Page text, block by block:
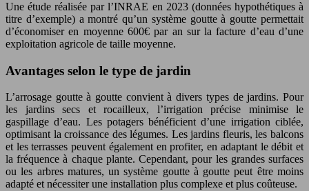
Une étude réalisée par l’INRAE en 2023 (données hypothétiques à
titre d’exemple) a montré qu’un système goutte à goutte permettait
d’économiser en moyenne 600€ par an sur la facture d’eau d’une
exploitation agricole de taille moyenne.
Avantages selon le type de jardin
L’arrosage goutte à goutte convient à divers types de jardins. Pour
les jardins secs et rocailleux, l’irrigation précise minimise le
gaspillage d’eau. Les potagers bénéficient d’une irrigation ciblée,
optimisant la croissance des légumes. Les jardins fleuris, les balcons
et les terrasses peuvent également en profiter, en adaptant le débit et
la fréquence à chaque plante. Cependant, pour les grandes surfaces
ou les arbres matures, un système goutte à goutte peut être moins
adapté et nécessiter une installation plus complexe et plus coûteuse.